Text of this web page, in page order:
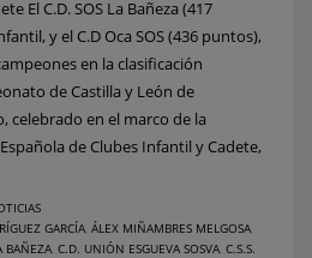
El C.D. SOS La Bañeza (417
y el C.D Oca SOS (436 puntos),
en la clasificación
de Castilla y León de
celebrado en el marco de la
de Clubes Infantil y Cadete,
GARCÍA ÁLEX MIÑAMBRES MELGOSA
BAÑEZA C.D. UNIÓN ESGUEVA SOSVA C.S.S.